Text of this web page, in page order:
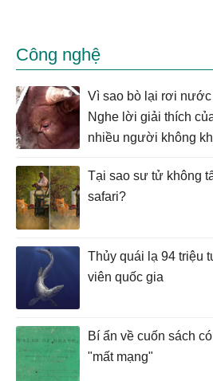
Công nghệ
Vì sao bò lại rơi nước
Nghe lời giải thích
nhiều người không
Tại sao sư tử không
safari?
Thủy quái lạ 94 triệu
viên quốc gia
Bí ẩn về cuốn sách
"mất mạng"